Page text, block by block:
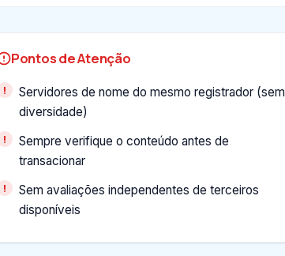
Pontos de Atenção
Servidores de nome do mesmo registrador (sem
diversidade)
Sempre verifique o conteúdo antes de
transacionar
Sem avaliações independentes de terceiros
disponíveis